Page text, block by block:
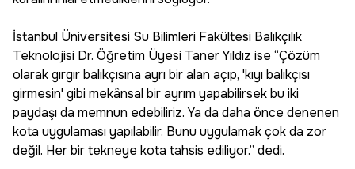
İstanbul Üniversitesi Su Bilimleri Fakültesi Balıkçılık
Teknolojisi Dr. Öğretim Üyesi Taner Yıldız ise “Çözüm
olarak gırgır balıkçısına ayrı bir alan açıp, 'kıyı balıkçısı
girmesin' gibi mekânsal bir ayrım yapabilirsek bu iki
paydaşı da memnun edebiliriz. Ya da daha önce denenen
kota uygulaması yapılabilir. Bunu uygulamak çok da zor
değil. Her bir tekneye kota tahsis ediliyor.” dedi.